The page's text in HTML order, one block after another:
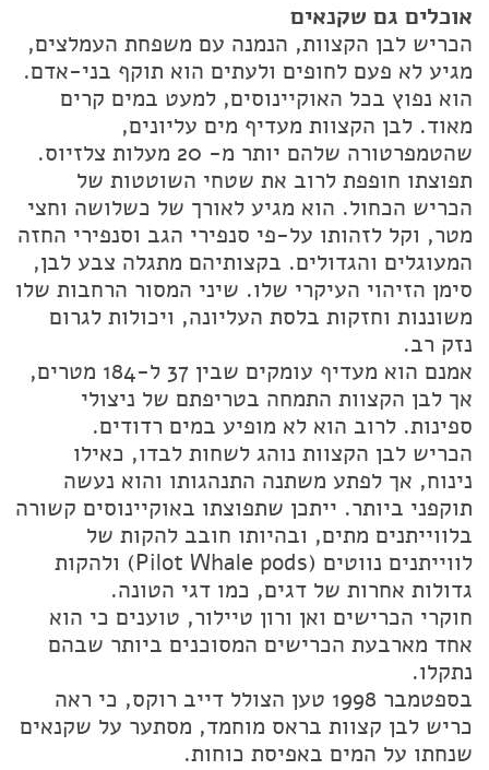
אוכלים גם שקנאים
הכריש לבן הקצוות, הנמנה עם משפחת העמלצים,
מגיע לא פעם לחופים ולעתים הוא תוקף בני-אדם.
הוא נפוץ בכל האוקיינוסים, למעט במים קרים
מאוד. לבן הקצוות מעדיף מים עליונים,
שהטמפרטורה שלהם יותר מ- 20 מעלות צלזיוס.
תפוצתו חופפת לרוב את שטחי השוטטות של
הכריש הכחול. הוא מגיע לאורך של כשלושה וחצי
מטר, וקל לזהותו על-פי סנפירי הגב וסנפירי החזה
המעוגלים והגדולים. בקצותיהם מתגלה צבע לבן,
סימן הזיהוי העיקרי שלו. שיני המסור הרחבות שלו
משוננות וחזקות בלסת העליונה, ויכולות לגרום
נזק רב.
אמנם הוא מעדיף עומקים שבין 37 ל-184 מטרים,
אך לבן הקצוות התמחה בטריפתם של ניצולי
ספינות. לרוב הוא לא מופיע במים רדודים.
הכריש לבן הקצוות נוהג לשחות לבדו, כאילו
נינוח, אך לפתע משתנה התנהגותו והוא נעשה
תוקפני ביותר. ייתכן שתפוצתו באוקיינוסים קשורה
בלווייתנים מתים, ובהיותו חובב להקות של
לווייתנים נווטים (Pilot Whale pods) ולהקות
גדולות אחרות של דגים, כמו דגי הטונה.
חוקרי הכרישים ואן ורון טיילור, טוענים כי הוא
אחד מארבעת הכרישים המסוכנים ביותר שבהם
נתקלו.
בספטמבר 1998 טען הצולל דייב רוקס, כי ראה
כריש לבן קצוות בראס מוחמד, מסתער על שקנאים
שנחתו על המים באפיסת כוחות.